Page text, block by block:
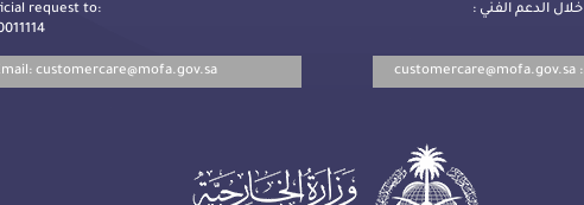
الدعم الفني :
customercare@mofa.gov.sa
request to:
customercare@mofa.gov.sa